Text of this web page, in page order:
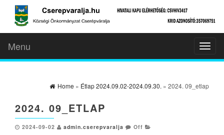
Menu
Home » Étlap 2024.09.02-2024.09.30. » 2024. 09_etlap
2024. 09_ETLAP
2024-09-02 admin.cserepvaralja Off